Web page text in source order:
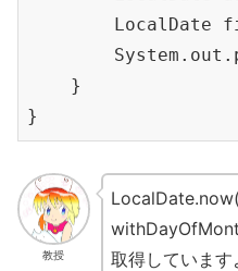
LocalDate
    }
}
教授
取得しています